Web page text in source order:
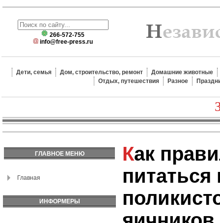
266-572-755
info@free-press.ru
Дети, семья Дом, строительство, ремонт
Домашние животные
Отдых, путешествия
Разное
ГЛАВНОЕ МЕНЮ
Главная
ИНФОРМЕРЫ
Как правильно